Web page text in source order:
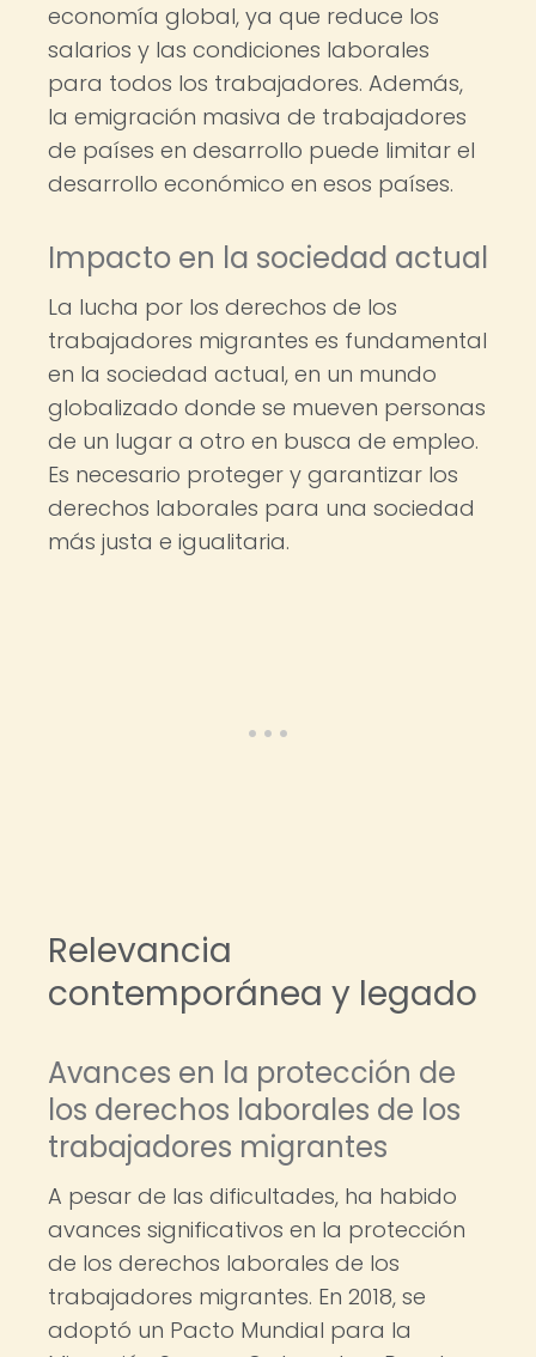
economía global, ya que reduce los
salarios y las condiciones laborales
para todos los trabajadores. Además,
la emigración masiva de trabajadores
de países en desarrollo puede limitar el
desarrollo económico en esos países.
Impacto en la sociedad actual
La lucha por los derechos de los
trabajadores migrantes es fundamental
en la sociedad actual, en un mundo
globalizado donde se mueven personas
de un lugar a otro en busca de empleo.
Es necesario proteger y garantizar los
derechos laborales para una sociedad
más justa e igualitaria.
Relevancia
contemporánea y legado
Avances en la protección de
los derechos laborales de los
trabajadores migrantes
A pesar de las dificultades, ha habido
avances significativos en la protección
de los derechos laborales de los
trabajadores migrantes. En 2018, se
adoptó un Pacto Mundial para la